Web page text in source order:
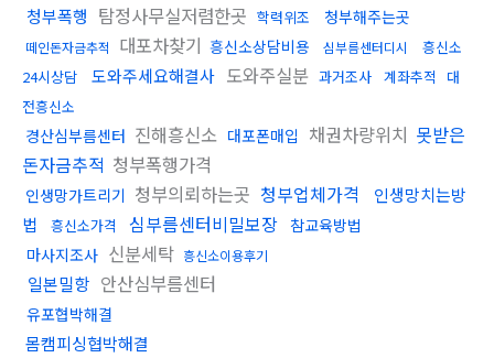
청부폭행 탐정사무실저렴한곳 학력위조 청부해주는곳
떼인돈자금추적 대포차찾기 흥신소상담비용 심부름센터디시
흥신소
24시상담
도와주세요해결사 도와주실분 과거조사 계좌추적
대
전흥신소
경산심부름센터 진해흥신소 대포폰매입 채권차량위치 못받은
돈자금추적 청부폭행가격
인생망가트리기 청부의뢰하는곳 청부업체가격
인생망치는방
법
흥신소가격 심부름센터비밀보장 참교육방법
마사지조사 신분세탁 흥신소이용후기
일본밀항 안산심부름센터
유포협박해결
몸캠피싱협박해결